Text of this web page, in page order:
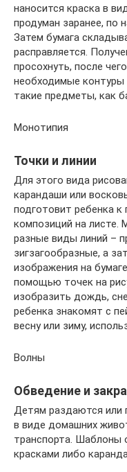
наносится краска в
продуман заранее, по
Затем бумага
расправляется.
просохнуть, после
необходимые контуры
такие предметы, как
Монотипия
Точки и линии
Для этого вида
карандаши или
подготовит ребенка
композиций на листе.
разные виды линий –
зигзагообразные, а
изображения на
помощью точек на
изобразить дождь,
ребенка знакомят с
весну или зиму,
Волны
Обведение и
Детям раздаются или
в виде домашних
транспорта. Шаблоны
красками либо